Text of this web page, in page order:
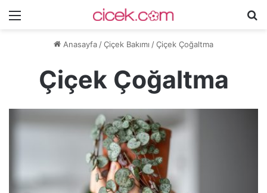
Menü
Anasayfa /Çiçek Bakımı /Çiçek Çoğaltma
Çiçek Çoğaltma